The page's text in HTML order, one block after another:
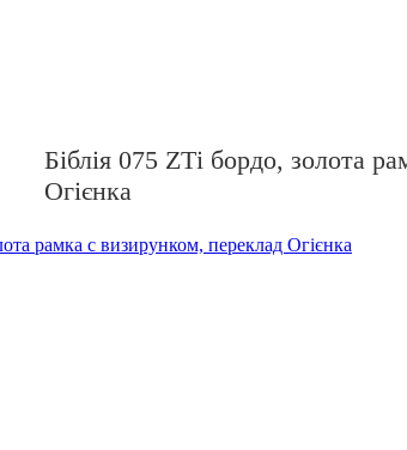
Біблія 075 ZТі бордо, золота
Огієнка